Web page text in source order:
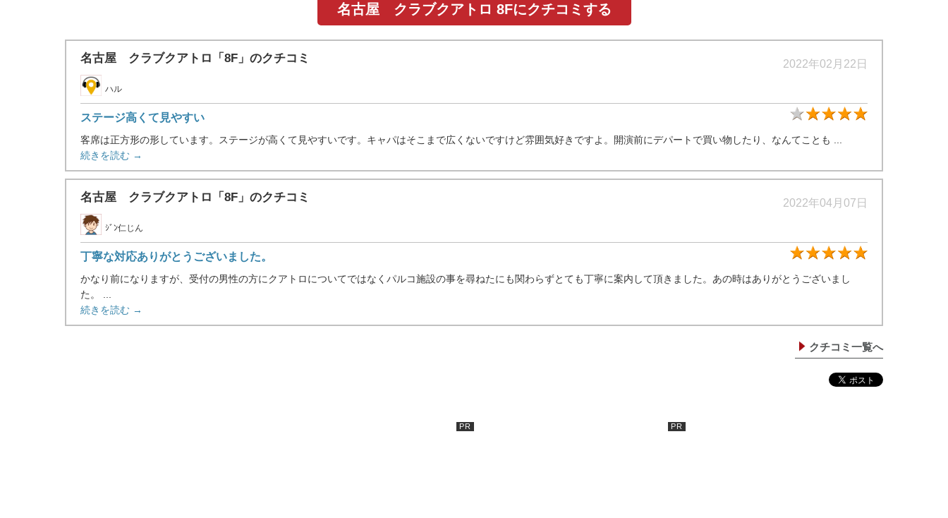
名古屋 クラブクアトロ 8Fにクチコミする
名古屋 クラブクアトロ「8F」のクチコミ 2022年02月22日
ハル
ステージ高くて見やすい
客席は正方形の形しています。ステージが高くて見やすいです。キャパはそこまで広くないですけど雰囲気好きですよ。開演前にデパートで買い物したり、なんてことも ...
続きを読む →
名古屋 クラブクアトロ「8F」のクチコミ 2022年04月07日
ｼﾞﾝ仁じん
丁寧な対応ありがとうございました。
かなり前になりますが、受付の男性の方にクアトロについてではなくパルコ施設の事を尋ねたにも関わらずとても丁寧に案内して頂きました。あの時はありがとうございまし
た。 ...
続きを読む →
クチコミ一覧へ